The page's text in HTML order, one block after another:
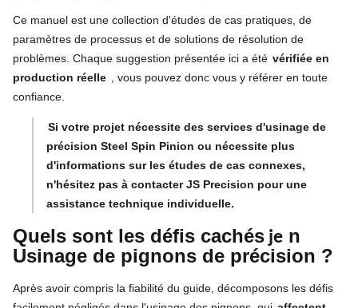
Ce manuel est une collection d'études de cas pratiques, de
paramètres de processus et de solutions de résolution de
problèmes. Chaque suggestion présentée ici a été vérifiée en
production réelle
, vous pouvez donc vous y référer en toute
confiance.
Si votre projet nécessite des services d'usinage de
précision Steel Spin Pinion ou nécessite plus
d'informations sur les études de cas connexes,
n'hésitez pas à contacter JS Precision pour une
assistance technique individuelle.
Quels sont les défis cachés je n
Usinage de pignons de précision ?
Après avoir compris la fiabilité du guide, décomposons les défis